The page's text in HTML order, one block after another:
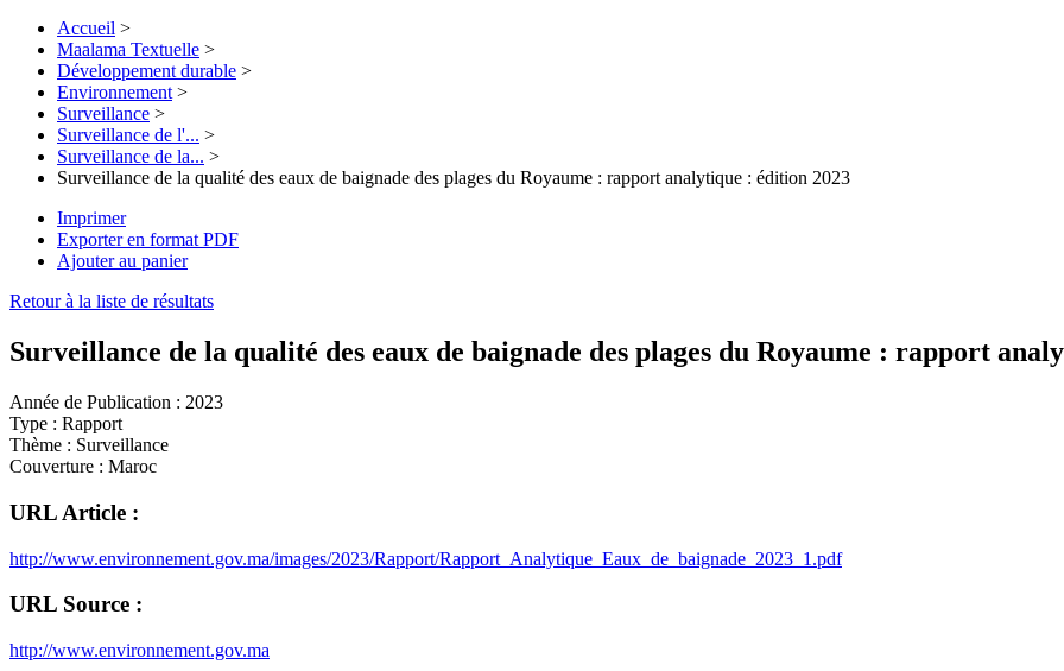
Accueil >
Maalama Textuelle >
Développement durable >
Environnement>
Surveillance >
Surveillance de l'... >
Surveillance de la... >
Surveillance de la qualité des eaux de baignade des plages du Royaume : rapport analytique : édition 2023
Imprimer
Exporter en format PDF
Ajouter au panier
Retour à la liste de résultats
Surveillance de la qualité des eaux de baignade des plages du Royaume : rapport
Année de Publication : 2023
Type : Rapport
Thème : Surveillance
Couverture : Maroc
URL Article :
http://www.environnement.gov.ma/images/2023/Rapport/Rapport_Analytique_Eaux_de_baignade_2023_1.pdf
URL Source :
http://www.environnement.gov.ma